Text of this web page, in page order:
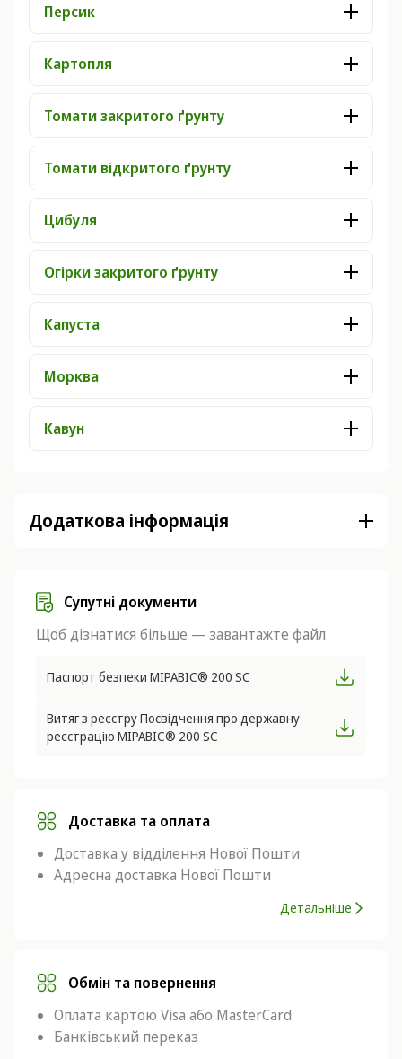
Персик
Картопля
Томати закритого ґрунту
Томати відкритого ґрунту
Цибуля
Огірки закритого ґрунту
Капуста
Морква
Кавун
Додаткова інформація
Супутні документи
Щоб дізнатися більше — завантажте файл
Паспорт безпеки МІРАВІС® 200 SC
Витяг з реєстру Посвідчення про державну
реєстрацію МІРАВІС® 200 SC
Доставка та оплата
Доставка у відділення Нової Пошти
Адресна доставка Нової Пошти
Детальніше
Обмін та повернення
Оплата картою Visa або MasterCard
Банківський переказ